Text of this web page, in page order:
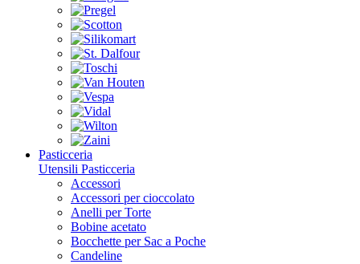
Pasticceria
Utensili Pasticceria
Accessori
Accessori per cioccolato
Anelli per Torte
Bobine acetato
Bocchette per Sac a Poche
Candeline